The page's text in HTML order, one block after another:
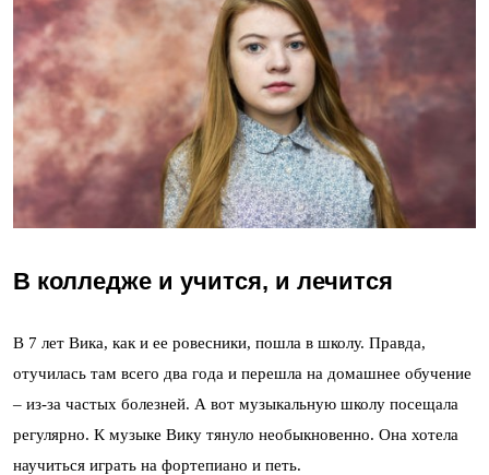
В колледже и учится, и лечится
В 7 лет Вика, как и ее ровесники, пошла в школу. Правда,
отучилась там всего два года и перешла на домашнее обучение
– из-за частых болезней. А вот музыкальную школу посещала
регулярно. К музыке Вику тянуло необыкновенно. Она хотела
научиться играть на фортепиано и петь.